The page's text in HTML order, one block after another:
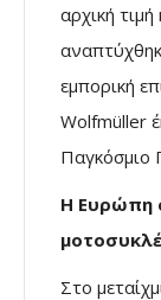
αρχική
εμπορική
Wolfmüller
Παγκόσμιο
Η Ευρώπη
Στο